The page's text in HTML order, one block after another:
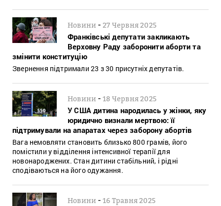
Новини -27 Червня 2025
Франківські депутати закликають
Верховну Раду заборонити аборти та
змінити конституцію
Звернення підтримали 23 з 30 присутніх депутатів.
Новини -18 Червня 2025
У США дитина народилась у жінки, яку
юридично визнали мертвою: її
підтримували на апаратах через заборону абортів
Вага немовляти становить близько 800 грамів, його
помістили у відділення інтенсивної терапії для
новонароджених. Стан дитини стабільний, і рідні
сподіваються на його одужання.
Новини -16 Травня 2025